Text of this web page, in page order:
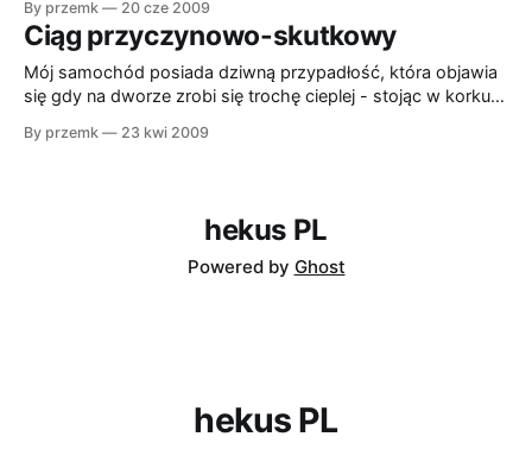
1100, przebieg 70 tysiecy kilometrów, w dobrym stanie.
Odpalał, jeździł całkiem bezproblemowo. Pewnego dnia przy
próbie odpalenia ledwo zarzęził rozrusznikiem i kontrolki
przygasły. Próba kolejnego kręcenia zakończyła się
By przemk 20 cze 2009
Ciąg przyczynowo-skutkowy
Mój samochód posiada dziwną przypadłość, która objawia
się gdy na dworze zrobi się trochę cieplej - stojąc w korku
się jeszcze bardziej zaczynam słyszeć wycie jakiegoś
By przemk 23 kwi 2009
hekus PL
Powered by Ghost
hekus PL